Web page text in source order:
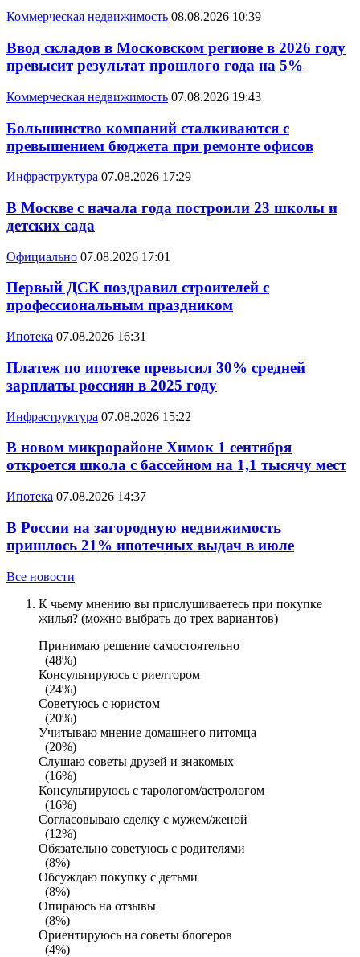
Коммерческая недвижимость 08.08.2026 10:39
Ввод складов в Московском регионе в 2026 году
превысит результат прошлого года на 5%
Коммерческая недвижимость 07.08.2026 19:43
Большинство компаний сталкиваются с
превышением бюджета при ремонте офисов
Инфраструктура 07.08.2026 17:29
В Москве с начала года построили 23 школы и
детских сада
Официально 07.08.2026 17:01
Первый ДСК поздравил строителей с
профессиональным праздником
Ипотека 07.08.2026 16:31
Платеж по ипотеке превысил 30% средней
зарплаты россиян в 2025 году
Инфраструктура 07.08.2026 15:22
В новом микрорайоне Химок 1 сентября
откроется школа с бассейном на 1,1 тысячу мест
Ипотека 07.08.2026 14:37
В России на загородную недвижимость
пришлось 21% ипотечных выдач в июле
Все новости
К чьему мнению вы прислушиваетесь при покупке
жилья? (можно выбрать до трех вариантов)
Принимаю решение самостоятельно
(48%)
Консультируюсь с риелтором
(24%)
Советуюсь с юристом
(20%)
Учитываю мнение домашнего питомца
(20%)
Слушаю советы друзей и знакомых
(16%)
Консультируюсь с тарологом/астрологом
(16%)
Согласовываю сделку с мужем/женой
(12%)
Обязательно советуюсь с родителями
(8%)
Обсуждаю покупку с детьми
(8%)
Опираюсь на отзывы
(8%)
Ориентируюсь на советы блогеров
(4%)